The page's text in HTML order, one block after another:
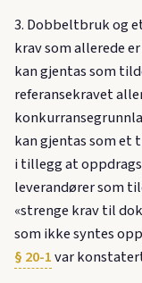
3. Dobbeltbruk og
krav som allerede
kan gjentas som
referansekravet
kan gjentas som et
i tillegg at
leverandører som
«strenge krav til
som ikke syntes
§ 20-1var